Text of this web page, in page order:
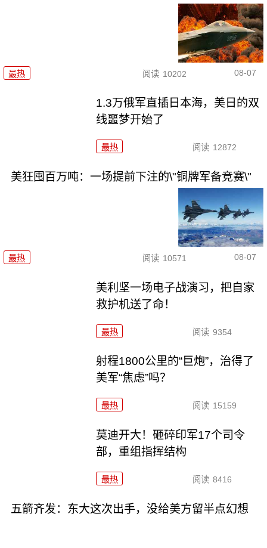
最热 阅读 10202 08-07
1.3万俄军直插日本海，美日的双
线噩梦开始了
最热 阅读 12872
美狂囤百万吨：一场提前下注的\"铜牌军备竞赛\"
最热 阅读 10571 08-07
美利坚一场电子战演习，把自家
救护机送了命！
最热 阅读 9354
射程1800公里的“巨炮”，治得了
美军“焦虑”吗？
最热 阅读 15159
莫迪开大！砸碎印军17个司令
部，重组指挥结构
最热 阅读 8416
五箭齐发：东大这次出手，没给美方留半点幻想